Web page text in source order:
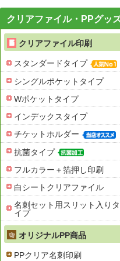
クリアファイル・PPグッ
クリアファイル印刷
スタンダードタイプ
シングルポケットタイプ
Wポケットタイプ
インデックスタイプ
チケットホルダー
抗菌タイプ
フルカラー＋箔押し印刷
白シートクリアファイル
名刺セット用スリット入りタ
イプ
オリジナルPP商品
PPクリア名刺印刷